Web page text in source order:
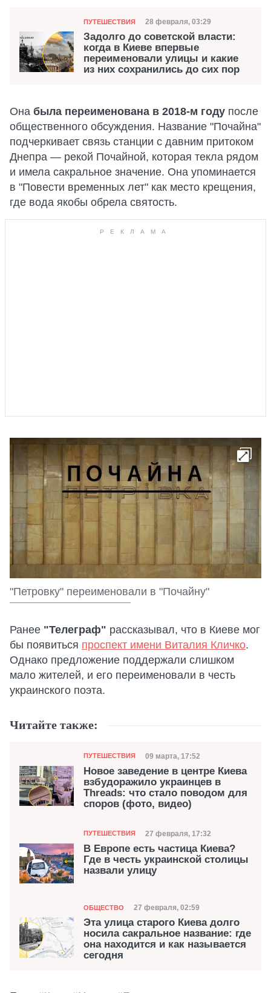
Категория
ПУТЕШЕСТВИЯ Дата публикации
28 февраля, 03:29
Задолго до советской власти:
когда в Киеве впервые
переименовали улицы и какие
из них сохранились до сих пор
Она была переименована в 2018-м году после
общественного обсуждения. Название "Почайна"
подчеркивает связь станции с давним притоком
Днепра — рекой Почайной, которая текла рядом
и имела сакральное значение. Она упоминается
в "Повести временных лет" как место крещения,
где вода якобы обрела святость.
"Петровку" переименовали в "Почайну"
Ранее "Телеграф" рассказывал, что в Киеве мог
бы появиться проспект имени Виталия Кличко.
Однако предложение поддержали слишком
мало жителей, и его переименовали в честь
украинского поэта.
Читайте также:
Категория
ПУТЕШЕСТВИЯ Дата публикации
09 марта, 17:52
Новое заведение в центре Киева
взбудоражило украинцев в
Threads: что стало поводом для
споров (фото, видео)
Категория
ПУТЕШЕСТВИЯ Дата публикации
27 февраля, 17:32
В Европе есть частица Киева?
Где в честь украинской столицы
назвали улицу
Категория
ОБЩЕСТВО Дата публикации
27 февраля, 02:59
Эта улица старого Киева долго
носила сакральное название: где
она находится и как называется
сегодня